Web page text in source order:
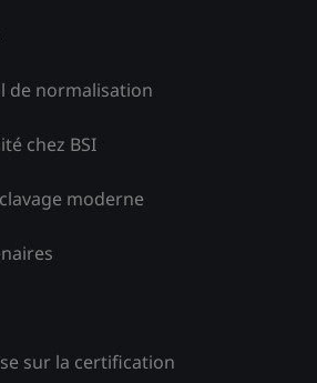
de normalisation
chez BSI
moderne
sur la certification